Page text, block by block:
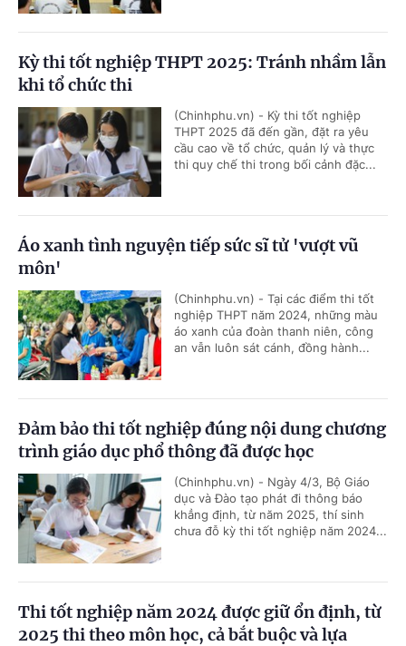
Kỳ thi tốt nghiệp THPT 2025: Tránh nhầm lẫn
khi tổ chức thi
(Chinhphu.vn) - Kỳ thi tốt nghiệp
THPT 2025 đã đến gần, đặt ra yêu
cầu cao về tổ chức, quản lý và thực
thi quy chế thi trong bối cảnh đặc...
Áo xanh tình nguyện tiếp sức sĩ tử 'vượt vũ
môn'
(Chinhphu.vn) - Tại các điểm thi tốt
nghiệp THPT năm 2024, những màu
áo xanh của đoàn thanh niên, công
an vẫn luôn sát cánh, đồng hành...
Đảm bảo thi tốt nghiệp đúng nội dung chương
trình giáo dục phổ thông đã được học
(Chinhphu.vn) - Ngày 4/3, Bộ Giáo
dục và Đào tạo phát đi thông báo
khẳng định, từ năm 2025, thí sinh
chưa đỗ kỳ thi tốt nghiệp năm 2024...
Thi tốt nghiệp năm 2024 được giữ ổn định, từ
2025 thi theo môn học, cả bắt buộc và lựa